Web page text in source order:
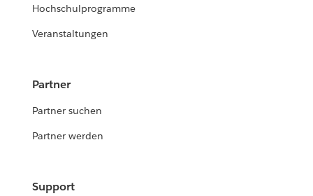
Hochschulprogramme
Veranstaltungen
Partner
Partner suchen
Partner werden
Support